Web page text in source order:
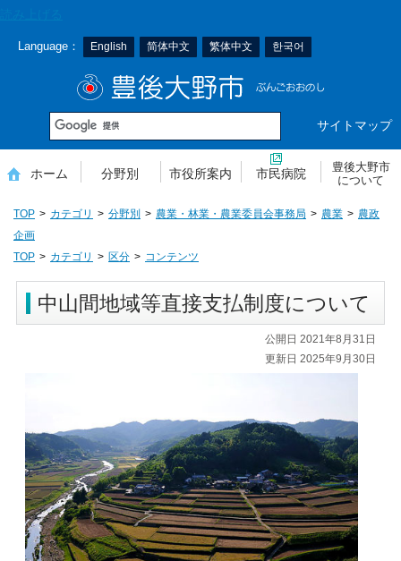
Language： English 简体中文 繁体中文 한국어
サイトマップ
ホーム 分野別 市役所案内 市民病院
豊後大野市
について
TOP カテゴリ 分野別 農業・林業・農業委員会事務局 農業
農政
企画
TOP
カテゴリ 区分 コンテンツ
中山間地域等直接支払制度について
公開日 2021年8月31日
更新日 2025年9月30日